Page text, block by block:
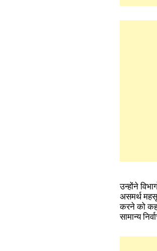
उन्होंने
असमर्थ
करने को
सामान्य